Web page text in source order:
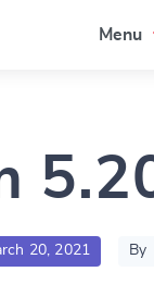
Menu
20, 2021 By